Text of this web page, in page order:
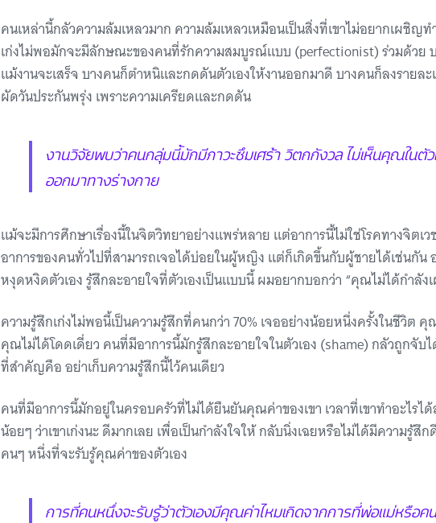
คนเหล่านี้กลัวความล้มเหลวมาก ความล้มเหลวเหมือนเป็นสิ่งที่เขาไม่อยากเผชิญ
เก่งไม่พอมักจะมีลักษณะของคนที่รักความสมบูรณ์แบบ (perfectionist) ร่วมด้วย
แม้งานจะเสร็จ บางคนก็ตำหนิและกดดันตัวเองให้งานออกมาดี บางคนก็ลงรายละ
ผัดวันประกันพรุ่ง เพราะความเครียดและกดดัน
งานวิจัยพบว่าคนกลุ่มนี้มักมีภาวะซึมเศร้า วิตกกังวล ไม่เห็นคุณในตั
ออกมาทางร่างกาย
แม้จะมีการศึกษาเรื่องนี้ในจิตวิทยาอย่างแพร่หลาย แต่อาการนี้ไม่ใช่โรคทางจิตเ
อาการของคนทั่วไปที่สามารถเจอได้บ่อยในผู้หญิง แต่ก็เกิดขึ้นกับผู้ชายได้เช่นกั
หงุดหงิดตัวเอง รู้สึกละอายใจที่ตัวเองเป็นแบบนี้ ผมอยากบอกว่า “คุณไม่ได้กำลัง
ความรู้สึกเก่งไม่พอนี้เป็นความรู้สึกที่คนกว่า 70% เจออย่างน้อยหนึ่งครั้งในชีวิต
คุณไม่ได้โดดเดี่ยว คนที่มีอาการนี้มักรู้สึกละอายใจในตัวเอง (shame) กลัวถูกจับไ
ที่สำคัญคือ อย่าเก็บความรู้สึกนี้ไว้คนเดียว
คนที่มีอาการนี้มักอยู่ในครอบครัวที่ไม่ได้ยืนยันคุณค่าของเขา เวลาที่เขาทำอะไรไ
น้อยๆ ว่าเขาเก่งนะ ดีมากเลย เพื่อเป็นกำลังใจให้ กลับนิ่งเฉยหรือไม่ได้มีความรู้
คนๆ หนึ่งที่จะรับรู้คุณค่าของตัวเอง
การที่คนหนึ่งจะรับรู้ว่าตัวเองมีคุณค่าไหมเกิดจากการที่พ่อแม่หรือค